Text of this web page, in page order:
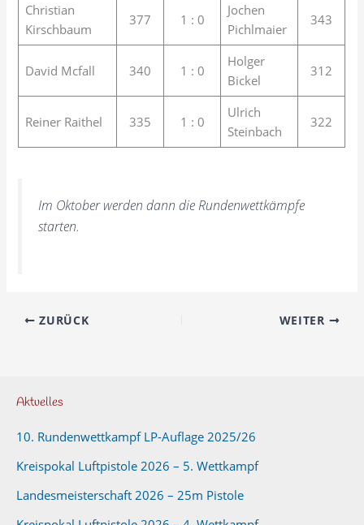
Christian
Kirschbaum
377 1 : 0
Jochen
Pichlmaier
343
David Mcfall 340 1 : 0
Holger
Bickel
312
Reiner Raithel 335 1 : 0
Ulrich
Steinbach
322
Im Oktober werden dann die Rundenwettkämpfe
starten.
ZURÜCK WEITER
Aktuelles
10. Rundenwettkampf LP-Auflage 2025/26
Kreispokal Luftpistole 2026 – 5. Wettkampf
Landesmeisterschaft 2026 – 25m Pistole